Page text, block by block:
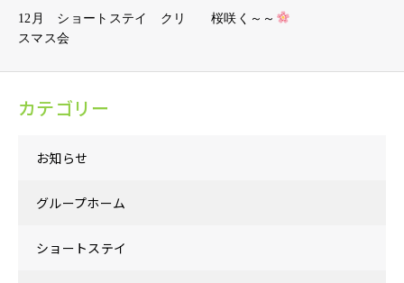
12月 ショートステイ クリ
スマス会
桜咲く～～
カテゴリー
お知らせ
グループホーム
ショートステイ